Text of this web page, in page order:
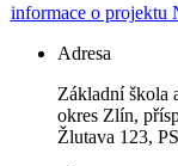
informace o projektu
Adresa
Základní škola
okres Zlín,
Žlutava 123,